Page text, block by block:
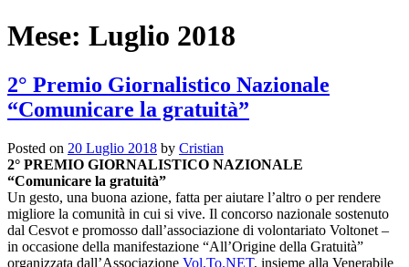
Mese: Luglio 2018
2° Premio Giornalistico Nazionale
“Comunicare la gratuità”
Posted on 20 Luglio 2018 by Cristian
2° PREMIO GIORNALISTICO NAZIONALE
“Comunicare la gratuità”
Un gesto, una buona azione, fatta per aiutare l’altro o per rendere
migliore la comunità in cui si vive. Il concorso nazionale sostenuto
dal Cesvot e promosso dall’associazione di volontariato Voltonet –
in occasione della manifestazione “All’Origine della Gratuità”
organizzata dall’Associazione Vol.To.NET, insieme alla Venerabile